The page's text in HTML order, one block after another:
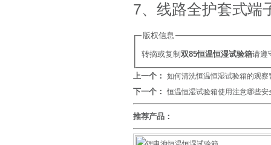
7、线路全护套式端
版权信息
转摘或复制双85恒温恒湿试验箱请遵
上一个： 如何清洗恒温恒湿试验箱的观察
下一个：恒温恒湿试验箱使用注意哪些安
推荐产品：